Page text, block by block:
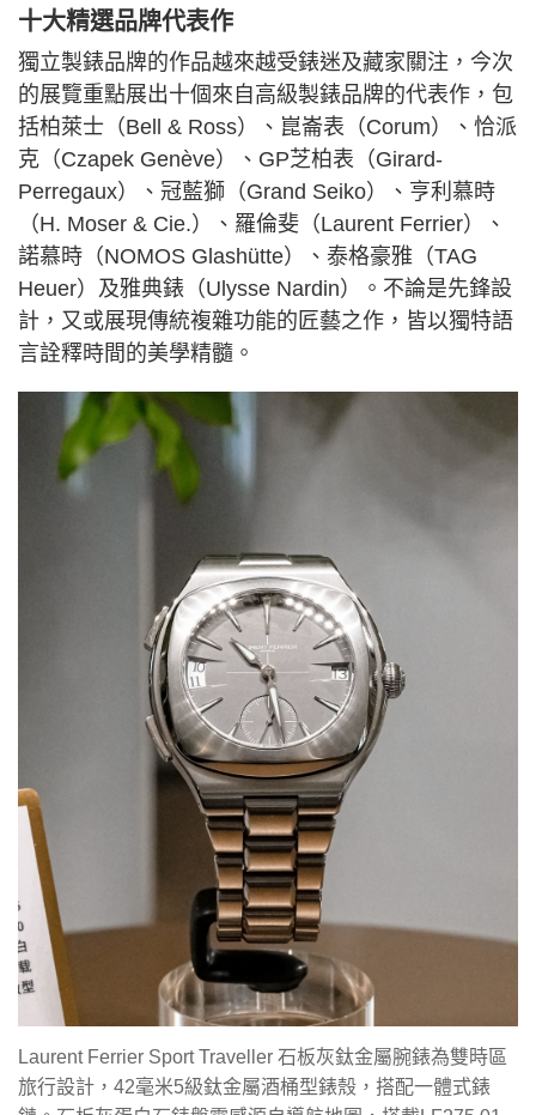
十大精選品牌代表作
獨立製錶品牌的作品越來越受錶迷及藏家關注，今次
的展覽重點展出十個來自高級製錶品牌的代表作，包
括柏萊士（Bell & Ross）、崑崙表（Corum）、恰派
克（Czapek Genève）、GP芝柏表（Girard-
Perregaux）、冠藍獅（Grand Seiko）、亨利慕時
（H. Moser & Cie.）、羅倫斐（Laurent Ferrier）、
諾慕時（NOMOS Glashütte）、泰格豪雅（TAG
Heuer）及雅典錶（Ulysse Nardin）。不論是先鋒設
計，又或展現傳統複雜功能的匠藝之作，皆以獨特語
言詮釋時間的美學精髓。
Laurent Ferrier Sport Traveller 石板灰鈦金屬腕錶為雙時區
旅行設計，42毫米5級鈦金屬酒桶型錶殼，搭配一體式錶